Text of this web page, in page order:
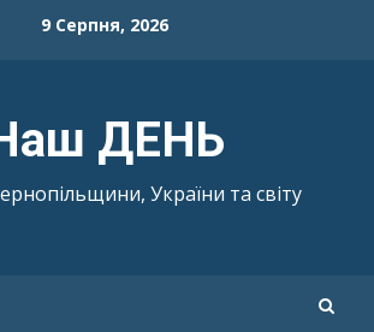
9 Серпня, 2026
ДЕНЬ
України та світу